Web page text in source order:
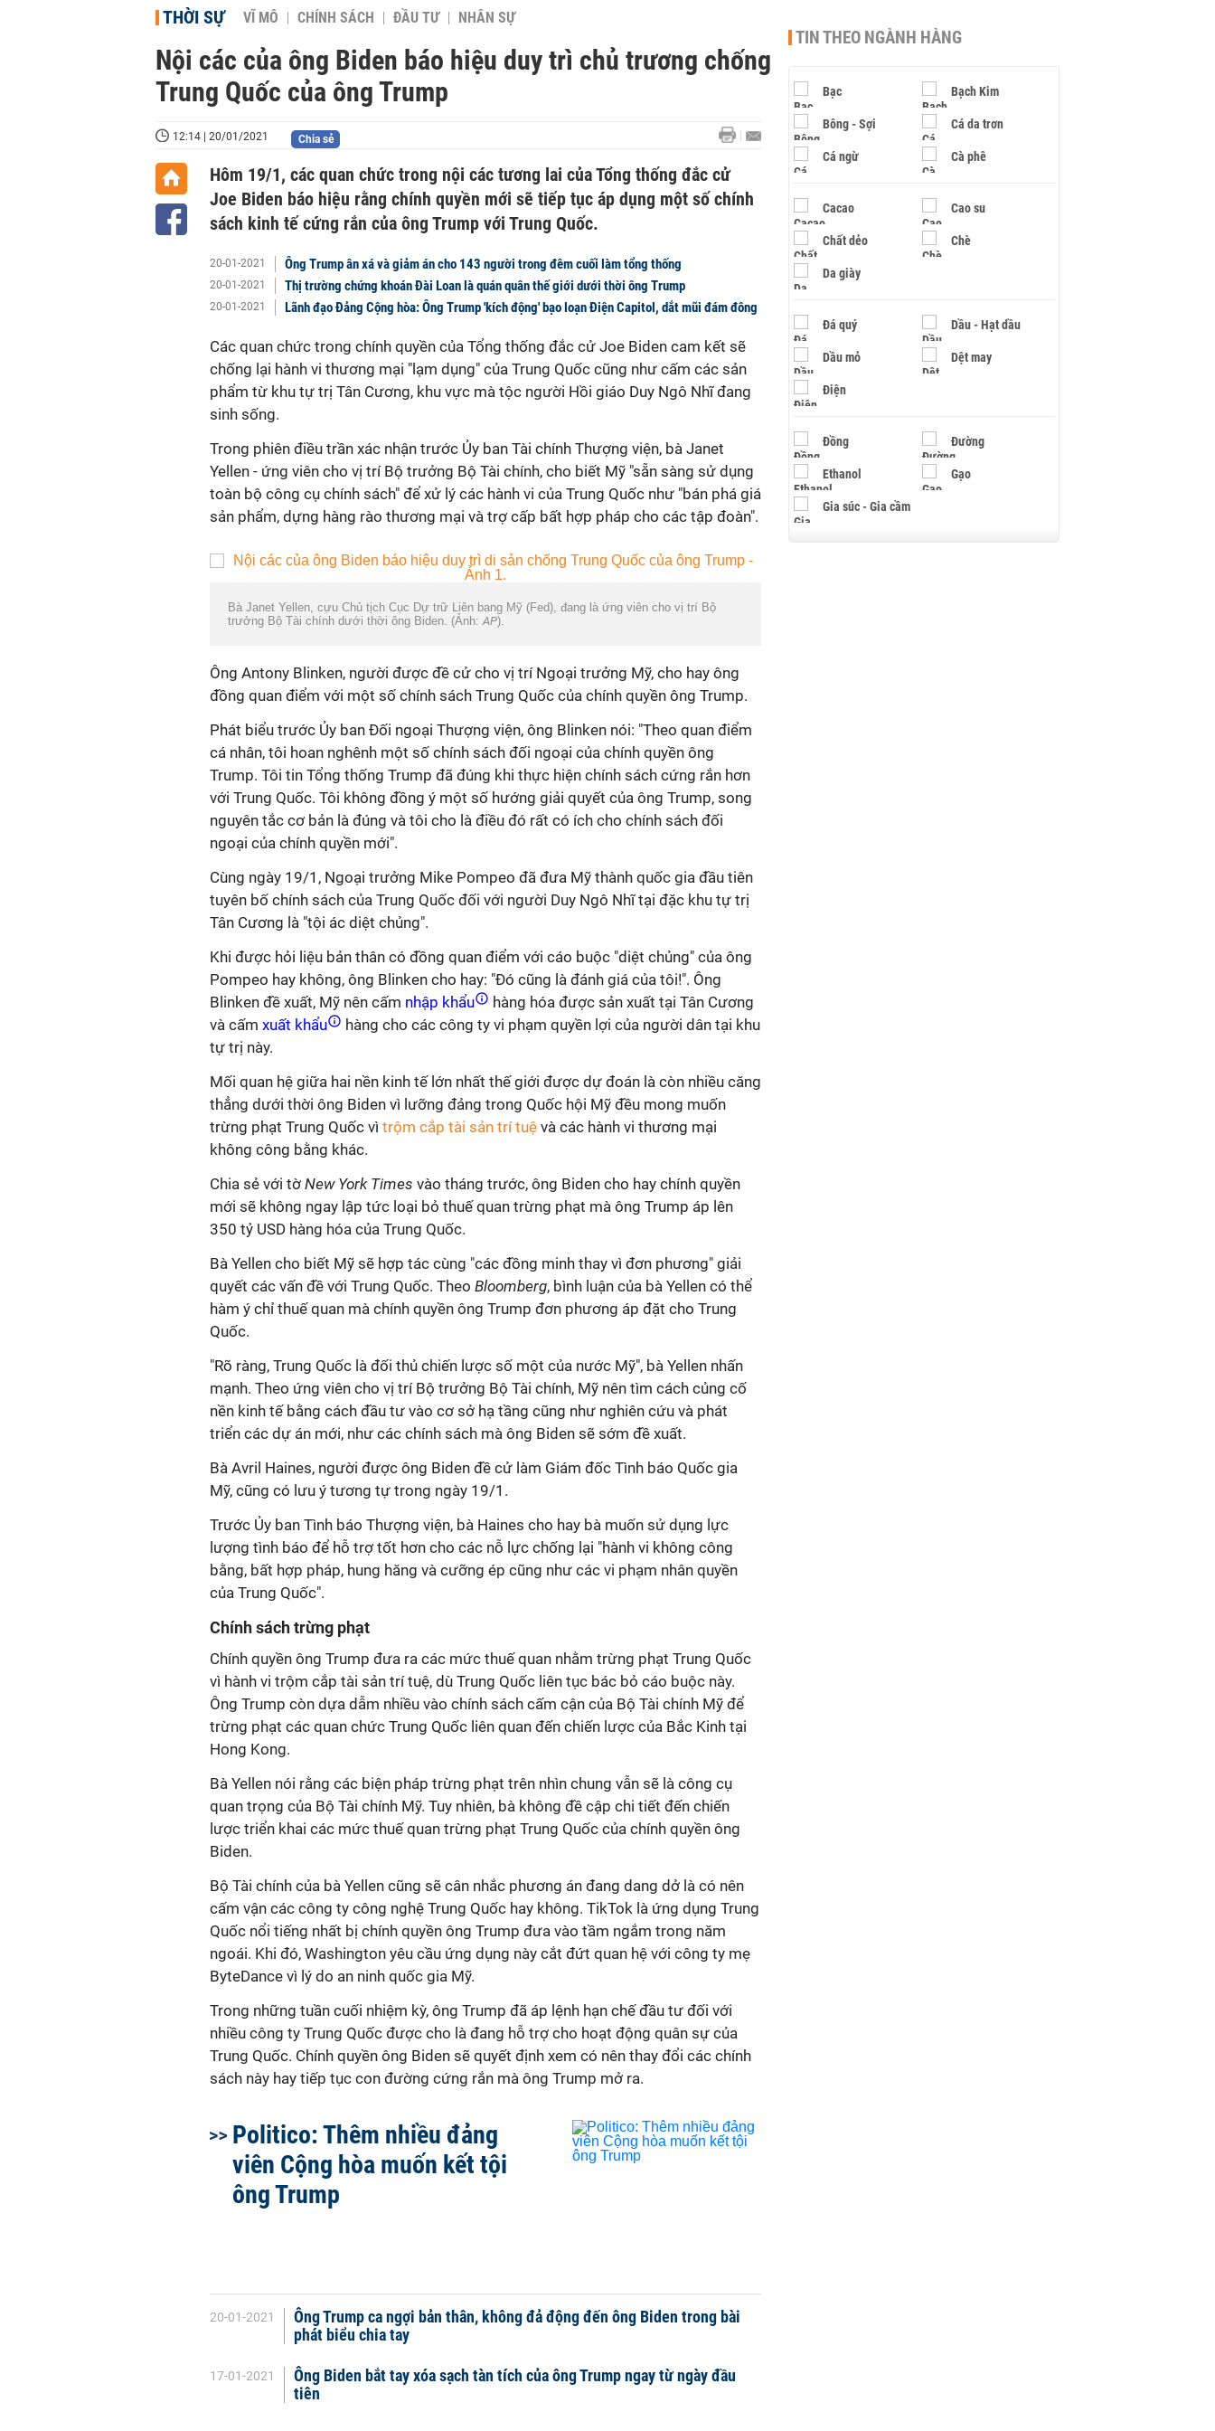
THỜI SỰ VĨ MÔ CHÍNH SÁCH ĐẦU TƯ NHÂN SỰ
Nội các của ông Biden báo hiệu duy trì chủ trương chống
Trung Quốc của ông Trump
12:14 | 20/01/2021 Chia sẻ
Hôm 19/1, các quan chức trong nội các tương lai của Tổng thống đắc cử
Joe Biden báo hiệu rằng chính quyền mới sẽ tiếp tục áp dụng một số chính
sách kinh tế cứng rắn của ông Trump với Trung Quốc.
20-01-2021 Ông Trump ân xá và giảm án cho 143 người trong đêm cuối làm tổng thống
20-01-2021 Thị trường chứng khoán Đài Loan là quán quân thế giới dưới thời ông Trump
20-01-2021 Lãnh đạo Đảng Cộng hòa: Ông Trump 'kích động' bạo loạn Điện Capitol, dắt mũi đám đông
Các quan chức trong chính quyền của Tổng thống đắc cử Joe Biden cam kết sẽ
chống lại hành vi thương mại "lạm dụng" của Trung Quốc cũng như cấm các sản
phẩm từ khu tự trị Tân Cương, khu vực mà tộc người Hồi giáo Duy Ngô Nhĩ đang
sinh sống.
Trong phiên điều trần xác nhận trước Ủy ban Tài chính Thượng viện, bà Janet
Yellen - ứng viên cho vị trí Bộ trưởng Bộ Tài chính, cho biết Mỹ "sẵn sàng sử dụng
toàn bộ công cụ chính sách" để xử lý các hành vi của Trung Quốc như "bán phá giá
sản phẩm, dựng hàng rào thương mại và trợ cấp bất hợp pháp cho các tập đoàn".
Bà Janet Yellen, cựu Chủ tịch Cục Dự trữ Liên bang Mỹ (Fed), đang là ứng viên cho vị trí Bộ
trưởng Bộ Tài chính dưới thời ông Biden. (Ảnh:AP).
Ông Antony Blinken, người được đề cử cho vị trí Ngoại trưởng Mỹ, cho hay ông
đồng quan điểm với một số chính sách Trung Quốc của chính quyền ông Trump.
Phát biểu trước Ủy ban Đối ngoại Thượng viện, ông Blinken nói: "Theo quan điểm
cá nhân, tôi hoan nghênh một số chính sách đối ngoại của chính quyền ông
Trump. Tôi tin Tổng thống Trump đã đúng khi thực hiện chính sách cứng rắn hơn
với Trung Quốc. Tôi không đồng ý một số hướng giải quyết của ông Trump, song
nguyên tắc cơ bản là đúng và tôi cho là điều đó rất có ích cho chính sách đối
ngoại của chính quyền mới".
Cùng ngày 19/1, Ngoại trưởng Mike Pompeo đã đưa Mỹ thành quốc gia đầu tiên
tuyên bố chính sách của Trung Quốc đối với người Duy Ngô Nhĩ tại đặc khu tự trị
Tân Cương là "tội ác diệt chủng".
Khi được hỏi liệu bản thân có đồng quan điểm với cáo buộc "diệt chủng" của ông
Pompeo hay không, ông Blinken cho hay: "Đó cũng là đánh giá của tôi!". Ông
Blinken đề xuất, Mỹ nên cấm nhập khẩu
hàng hóa được sản xuất tại Tân Cương
và cấm xuất khẩu
hàng cho các công ty vi phạm quyền lợi của người dân tại khu
tự trị này.
Mối quan hệ giữa hai nền kinh tế lớn nhất thế giới được dự đoán là còn nhiều căng
thẳng dưới thời ông Biden vì lưỡng đảng trong Quốc hội Mỹ đều mong muốn
trừng phạt Trung Quốc vì trộm cắp tài sản trí tuệ và các hành vi thương mại
không công bằng khác.
Chia sẻ với tờ New York Times vào tháng trước, ông Biden cho hay chính quyền
mới sẽ không ngay lập tức loại bỏ thuế quan trừng phạt mà ông Trump áp lên
350 tỷ USD hàng hóa của Trung Quốc.
Bà Yellen cho biết Mỹ sẽ hợp tác cùng "các đồng minh thay vì đơn phương" giải
quyết các vấn đề với Trung Quốc. Theo Bloomberg, bình luận của bà Yellen có thể
hàm ý chỉ thuế quan mà chính quyền ông Trump đơn phương áp đặt cho Trung
Quốc.
"Rõ ràng, Trung Quốc là đối thủ chiến lược số một của nước Mỹ", bà Yellen nhấn
mạnh. Theo ứng viên cho vị trí Bộ trưởng Bộ Tài chính, Mỹ nên tìm cách củng cố
nền kinh tế bằng cách đầu tư vào cơ sở hạ tầng cũng như nghiên cứu và phát
triển các dự án mới, như các chính sách mà ông Biden sẽ sớm đề xuất.
Bà Avril Haines, người được ông Biden đề cử làm Giám đốc Tình báo Quốc gia
Mỹ, cũng có lưu ý tương tự trong ngày 19/1.
Trước Ủy ban Tình báo Thượng viện, bà Haines cho hay bà muốn sử dụng lực
lượng tình báo để hỗ trợ tốt hơn cho các nỗ lực chống lại "hành vi không công
bằng, bất hợp pháp, hung hăng và cưỡng ép cũng như các vi phạm nhân quyền
của Trung Quốc".
Chính sách trừng phạt
Chính quyền ông Trump đưa ra các mức thuế quan nhằm trừng phạt Trung Quốc
vì hành vi trộm cắp tài sản trí tuệ, dù Trung Quốc liên tục bác bỏ cáo buộc này.
Ông Trump còn dựa dẫm nhiều vào chính sách cấm cận của Bộ Tài chính Mỹ để
trừng phạt các quan chức Trung Quốc liên quan đến chiến lược của Bắc Kinh tại
Hong Kong.
Bà Yellen nói rằng các biện pháp trừng phạt trên nhìn chung vẫn sẽ là công cụ
quan trọng của Bộ Tài chính Mỹ. Tuy nhiên, bà không đề cập chi tiết đến chiến
lược triển khai các mức thuế quan trừng phạt Trung Quốc của chính quyền ông
Biden.
Bộ Tài chính của bà Yellen cũng sẽ cân nhắc phương án đang dang dở là có nên
cấm vận các công ty công nghệ Trung Quốc hay không. TikTok là ứng dụng Trung
Quốc nổi tiếng nhất bị chính quyền ông Trump đưa vào tầm ngắm trong năm
ngoái. Khi đó, Washington yêu cầu ứng dụng này cắt đứt quan hệ với công ty mẹ
ByteDance vì lý do an ninh quốc gia Mỹ.
Trong những tuần cuối nhiệm kỳ, ông Trump đã áp lệnh hạn chế đầu tư đối với
nhiều công ty Trung Quốc được cho là đang hỗ trợ cho hoạt động quân sự của
Trung Quốc. Chính quyền ông Biden sẽ quyết định xem có nên thay đổi các chính
sách này hay tiếp tục con đường cứng rắn mà ông Trump mở ra.
Politico: Thêm nhiều đảng
viên Cộng hòa muốn kết tội
ông Trump
20-01-2021
Ông Trump ca ngợi bản thân, không đả động đến ông Biden trong bài
phát biểu chia tay
17-01-2021
Ông Biden bắt tay xóa sạch tàn tích của ông Trump ngay từ ngày đầu
tiên
TIN THEO NGÀNH HÀNG
Bạc Bạch Kim
Bông - Sợi Cá da trơn
Cá ngừ Cà phê
Cacao Cao su
Chất dẻo Chè
Da giày
Đá quý Dầu - Hạt dầu
Dầu mỏ Dệt may
Điện
Đồng Đường
Ethanol Gạo
Gia súc - Gia cầm